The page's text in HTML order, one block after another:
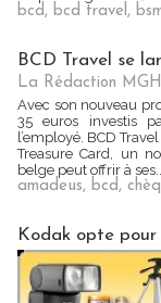
bcd, bcd travel,
BCD Travel se
La Rédaction
Avec son nouveau
35 euros investis
l’employé. BCD
Treasure Card, un
belge peut offrir à
amadeus, bcd,
Kodak opte pour